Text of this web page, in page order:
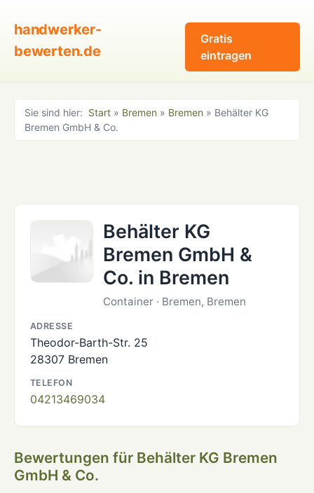
handwerker-
bewerten.de
Gratis
eintragen
Sie sind hier: Start » Bremen » Bremen » Behälter KG
Bremen GmbH & Co.
Behälter KG
Bremen GmbH &
Co. in Bremen
Container · Bremen, Bremen
ADRESSE
Theodor-Barth-Str. 25
28307 Bremen
TELEFON
04213469034
Bewertungen für Behälter KG Bremen
GmbH & Co.